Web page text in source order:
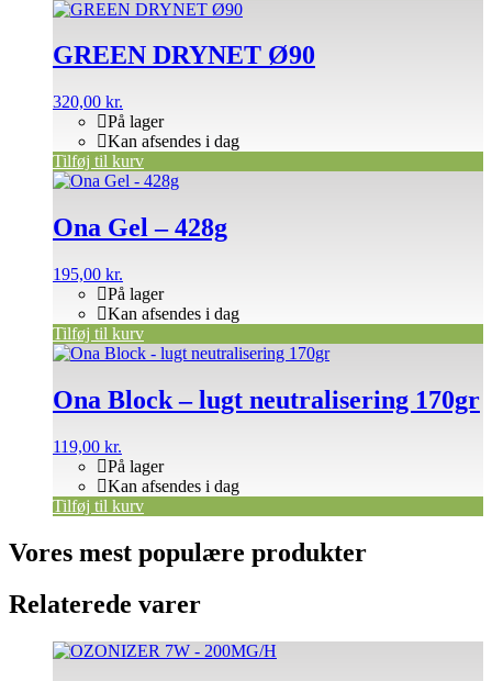
GREEN DRYNET Ø90
320,00 kr.
På lager
Kan afsendes i dag
Tilføj til kurv
Ona Gel – 428g
195,00 kr.
På lager
Kan afsendes i dag
Tilføj til kurv
Ona Block – lugt neutralisering 170gr
119,00 kr.
På lager
Kan afsendes i dag
Tilføj til kurv
Vores mest populære produkter
Relaterede varer